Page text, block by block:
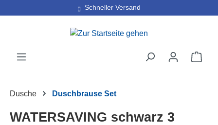
Zum Hauptinhalt springenSchneller Versand
30 Tage kostenlose Retoure
Dusche Duschbrause Set
WATERSAVING schwarz 3